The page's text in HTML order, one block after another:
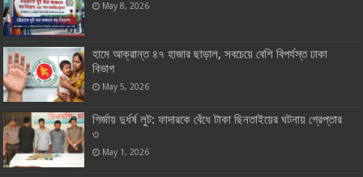
May 8, 2026
হামে আক্রান্ত ৪৭ হাজার ছাড়াল, সবচেয়ে বেশি বিপর্যস্ত ঢাকা
বিভাগ
May 5, 2026
গির্জায় দুর্ধর্ষ লুট: ফাদারকে বেঁধে টাকা ছিনতাইয়ের ঘটনায় গ্রেপ্তার
৩
May 1, 2026